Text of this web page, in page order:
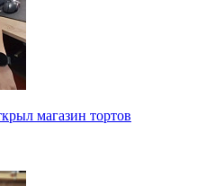
магазин тортов